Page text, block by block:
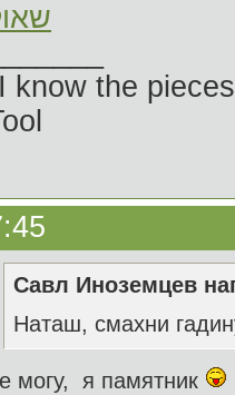
know the
Савл Иноземцев
Наташ, смахни
могу, я памятник